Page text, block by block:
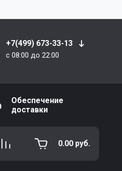
+7(499) 673-33-13
c 08:00 до 22:00
Обеспечение
доставки
0.00 руб.